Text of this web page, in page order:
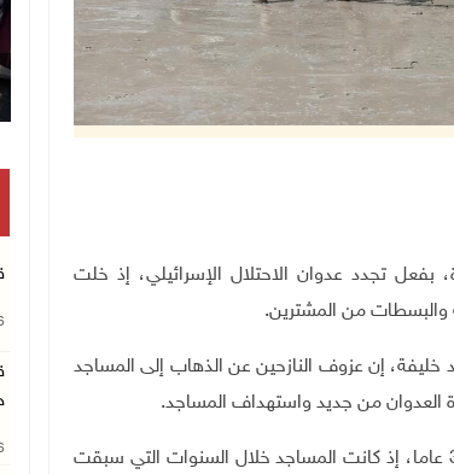
بفعل تجدد عدوان الاحتلال الإسرائيلي، إذ خلت
والبسطات من المشترين.
إن عزوف النازحين عن الذهاب إلى المساجد
العدوان من جديد واستهداف المساجد.
وأوضح خليفة (45 عاما)، أنه لم يلمس حالة عزوف المصلين منذ 30 عاما، إذ كانت المساجد خلال السنوات التي سبقت
تكريم متفوقين